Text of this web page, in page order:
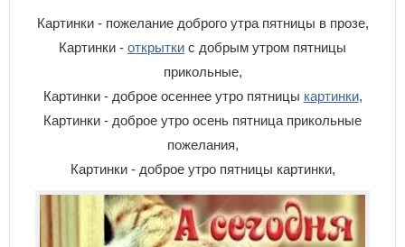
Картинки - пожелание доброго утра пятницы в прозе,
Картинки - открытки с добрым утром пятницы
прикольные,
Картинки - доброе осеннее утро пятницы картинки,
Картинки - доброе утро осень пятница прикольные
пожелания,
Картинки - доброе утро пятницы картинки,